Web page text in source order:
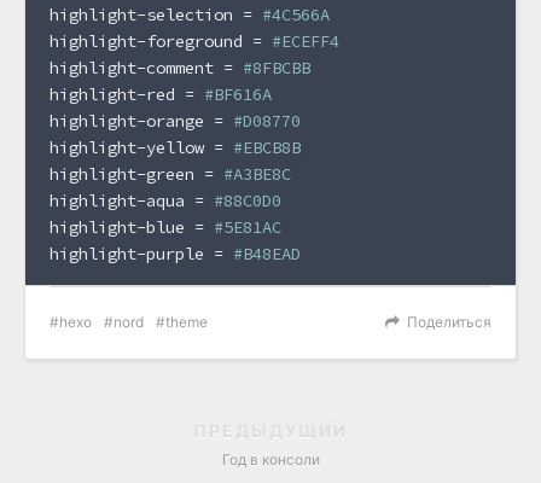
highlight-selection = #4C566A
highlight-foreground = #ECEFF4
highlight-comment = #8FBCBB
highlight-red = #BF616A
highlight-orange = #D08770
highlight-yellow = #EBCB8B
highlight-green = #A3BE8C
highlight-aqua = #88C0D0
highlight-blue = #5E81AC
highlight-purple = #B48EAD
Поделиться
hexo nord theme
ПРЕДЫДУЩИЙ
Год в консоли